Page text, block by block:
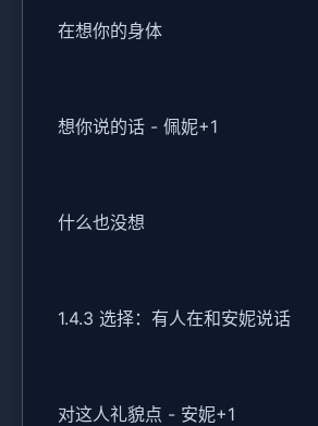
在想你的身体
想你说的话 - 佩妮+1
什么也没想
1.4.3 选择：有人在和安妮说话
对这人礼貌点 - 安妮+1